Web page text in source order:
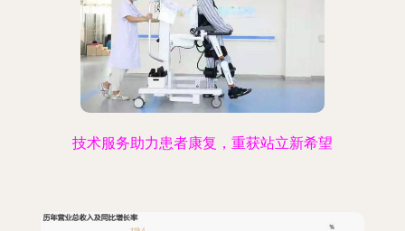
技术服务助力患者康复，重获站立新希望